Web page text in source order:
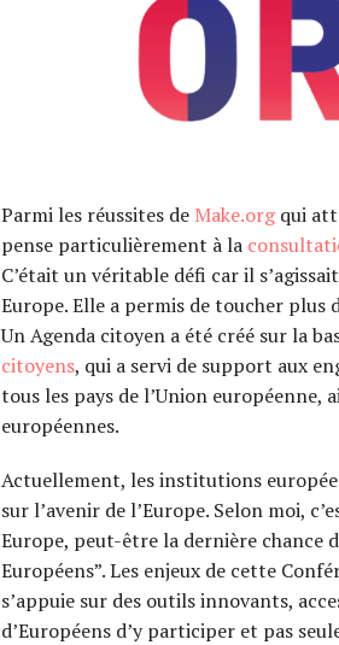
Parmi les réussites de Make.orgqui
pense particulièrement à la
C’était un véritable défi car il
Europe. Elle a permis de toucher
Un Agenda citoyen a été créé sur la
citoyens, qui a servi de support aux
tous les pays de l’Union européenne,
européennes.
Actuellement, les institutions
sur l’avenir de l’Europe. Selon moi,
Europe, peut-être la dernière chance
Européens”. Les enjeux de cette
s’appuie sur des outils innovants,
d’Européens d’y participer et pas